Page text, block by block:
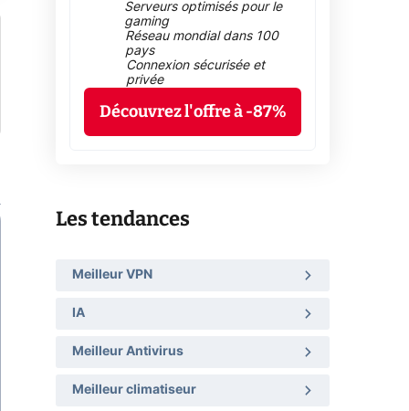
Serveurs optimisés pour le
gaming
Réseau mondial dans 100
pays
Connexion sécurisée et
privée
Découvrez l'offre à -87%
Les tendances
Meilleur VPN
IA
Meilleur Antivirus
Meilleur climatiseur